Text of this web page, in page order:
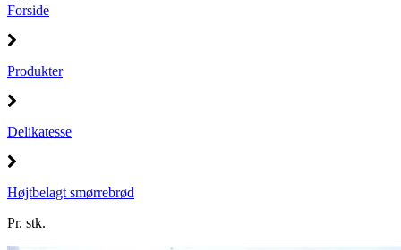
Forside
Produkter
Delikatesse
Højtbelagt smørrebrød
Pr. stk.